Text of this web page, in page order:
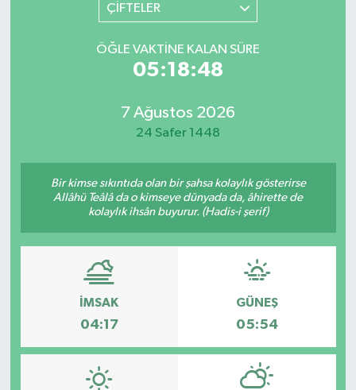
ÇİFTELER
ÖĞLE VAKTINE KALAN SÜRE
05:18:48
7 Ağustos 2026
24 Safer 1448
Bir kimse sıkıntıda olan bir şahsa kolaylık gösterirse
Allâhü Teâlâ da o kimseye dünyada da, âhirette de
kolaylık ihsân buyurur. (Hadis-i şerif)
İMSAK
04:17
GÜNEŞ
05:54